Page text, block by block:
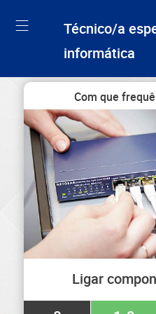
Técnico/a
informática
Com que
Ligar